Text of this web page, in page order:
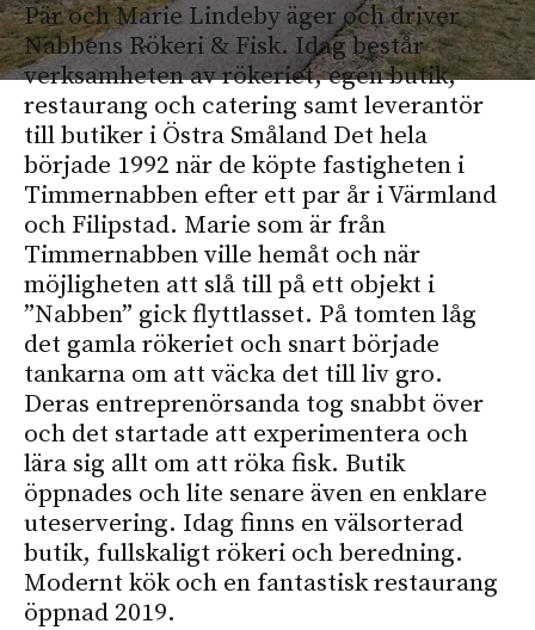
Pär och Marie Lindeby äger och driver
Nabbens Rökeri & Fisk. Idag består
verksamheten av rökeriet, egen butik,
restaurang och catering samt leverantör
till butiker i Östra Småland Det hela
började 1992 när de köpte fastigheten i
Timmernabben efter ett par år i Värmland
och Filipstad. Marie som är från
Timmernabben ville hemåt och när
möjligheten att slå till på ett objekt i
”Nabben” gick flyttlasset. På tomten låg
det gamla rökeriet och snart började
tankarna om att väcka det till liv gro.
Deras entreprenörsanda tog snabbt över
och det startade att experimentera och
lära sig allt om att röka fisk. Butik
öppnades och lite senare även en enklare
uteservering. Idag finns en välsorterad
butik, fullskaligt rökeri och beredning.
Modernt kök och en fantastisk restaurang
öppnad 2019.